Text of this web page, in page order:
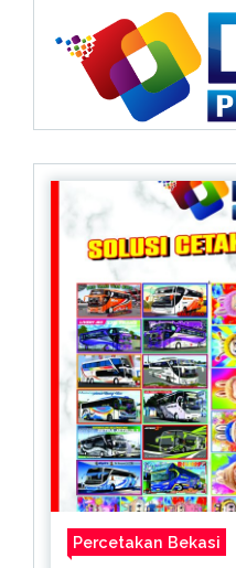
Percetakan Bekasi